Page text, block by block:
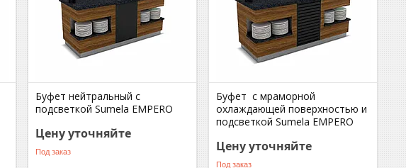
Буфет нейтральный c
подсветкой Sumela EMPERO
Цену уточняйте
Под заказ
Буфет с мраморной
охлаждающей поверхностью и
подсветкой Sumela EMPERO
Цену уточняйте
Под заказ